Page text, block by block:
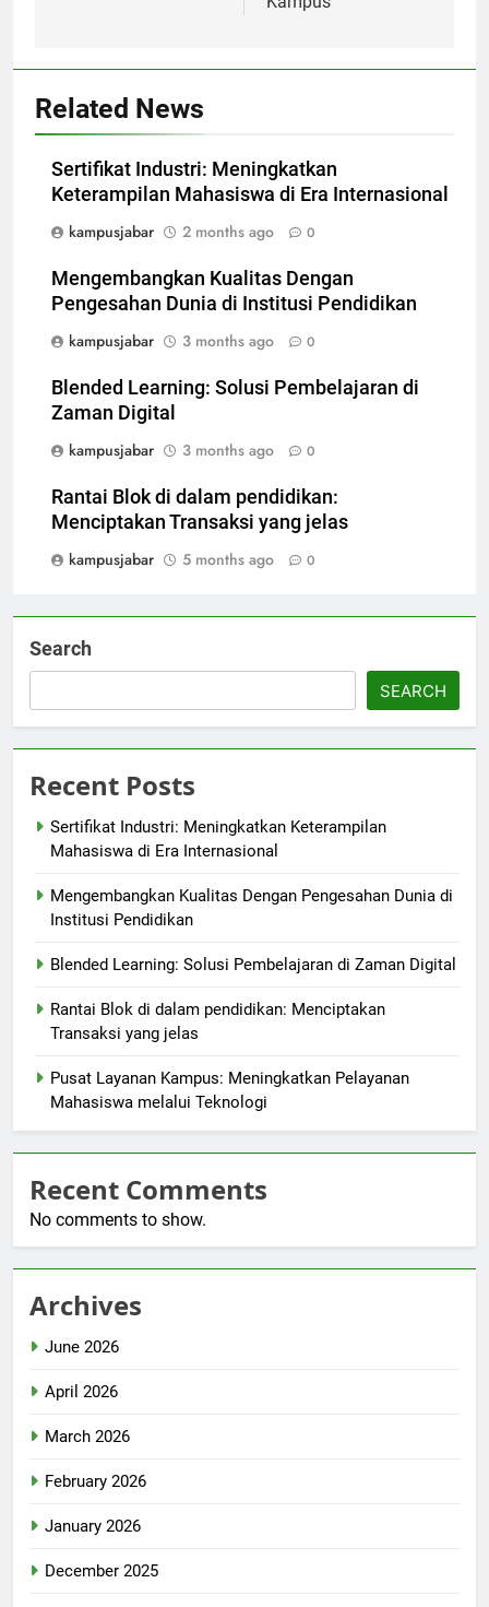
Related News
Sertifikat Industri: Meningkatkan
Keterampilan Mahasiswa di Era Internasional
kampusjabar
2 months ago 0
Mengembangkan Kualitas Dengan
Pengesahan Dunia di Institusi Pendidikan
kampusjabar
3 months ago 0
Blended Learning: Solusi Pembelajaran di
Zaman Digital
kampusjabar
3 months ago 0
Rantai Blok di dalam pendidikan:
Menciptakan Transaksi yang jelas
kampusjabar
5 months ago 0
Search
SEARCH
Recent Posts
Sertifikat Industri: Meningkatkan Keterampilan
Mahasiswa di Era Internasional
Mengembangkan Kualitas Dengan Pengesahan Dunia di
Institusi Pendidikan
Blended Learning: Solusi Pembelajaran di Zaman Digital
Rantai Blok di dalam pendidikan: Menciptakan
Transaksi yang jelas
Pusat Layanan Kampus: Meningkatkan Pelayanan
Mahasiswa melalui Teknologi
Recent Comments
No comments to show.
Archives
June 2026
April 2026
March 2026
February 2026
January 2026
December 2025